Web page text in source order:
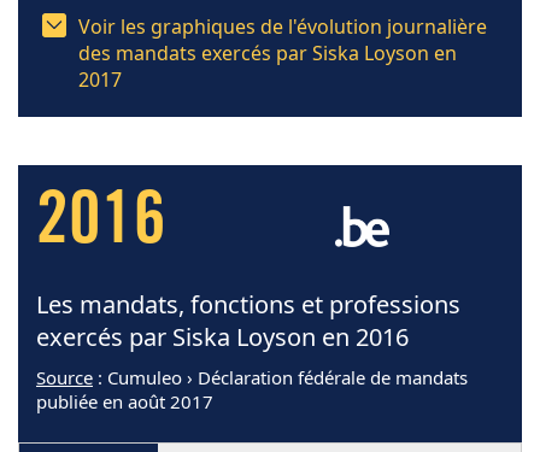
Voir les graphiques de l'évolution journalière
des mandats exercés par Siska Loyson en
2017
2016
Les mandats, fonctions et professions
exercés par Siska Loyson en 2016
Source : Cumuleo › Déclaration fédérale de mandats
publiée en août 2017